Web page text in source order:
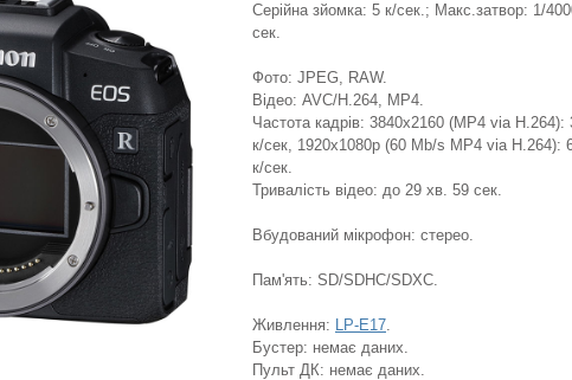
Серійна зйомка: 5 к/сек.; Макс.затвор: 1/
сек.
Фото: JPEG, RAW.
Відео: AVC/H.264, MP4.
Частота кадрів: 3840x2160 (MP4 via H.264):
к/сек, 1920x1080p (60 Mb/s MP4 via H.264):
к/сек.
Тривалість відео: до 29 хв. 59 сек.
Вбудований мікрофон: стерео.
Пам'ять: SD/SDHC/SDXC.
Живлення: LP-E17.
Бустер: немає даних.
Пульт ДК: немає даних.